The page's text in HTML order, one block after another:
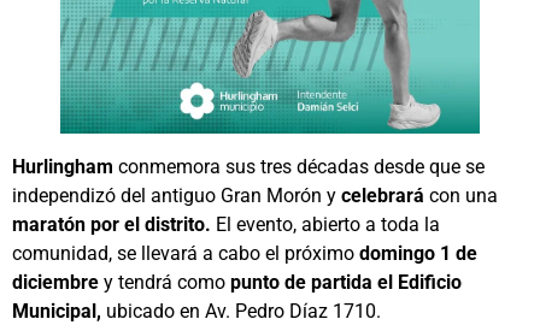
Hurlingham conmemora sus tres décadas desde que se
independizó del antiguo Gran Morón y celebrará con una
maratón por el distrito. El evento, abierto a toda la
comunidad, se llevará a cabo el próximo domingo 1 de
diciembre y tendrá como punto de partida el Edificio
Municipal, ubicado en Av. Pedro Díaz 1710.